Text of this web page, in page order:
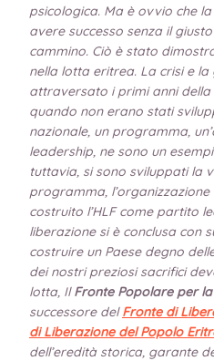
psicologica. Ma è ovvio che
avere successo senza il
cammino. Ciò è stato
nella lotta eritrea. La crisi e la
attraversato i primi anni
quando non erano stati
nazionale, un programma,
leadership, ne sono un
tuttavia, si sono sviluppati la
programma,
costruito l’HLF come partito
liberazione si è conclusa con
costruire un Paese degno
dei nostri preziosi sacrifici
lotta, IlFronte Popolare per
successore delFronte di
di Liberazione del Popolo
dell’eredità storica, garante